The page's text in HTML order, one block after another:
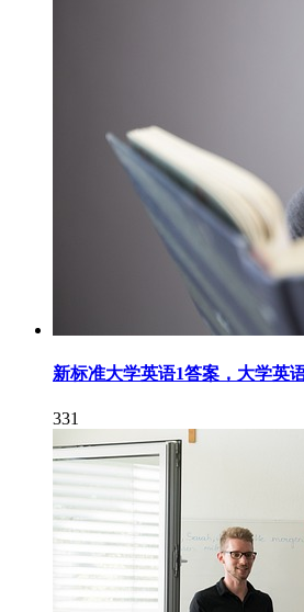
新标准大学英语1答案，大学英
331